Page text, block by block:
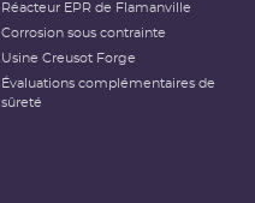
Réacteur EPR de Flamanville
Corrosion sous contrainte
Usine Creusot Forge
Évaluations complémentaires de
sûreté